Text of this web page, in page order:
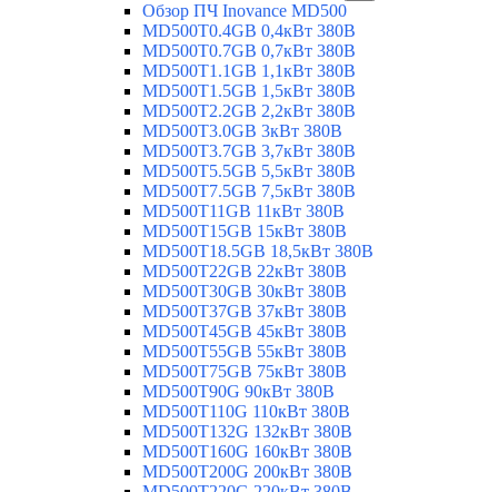
Обзор ПЧ Inovance MD500
MD500T0.4GB 0,4кВт 380В
MD500T0.7GB 0,7кВт 380В
MD500T1.1GB 1,1кВт 380В
MD500T1.5GB 1,5кВт 380В
MD500T2.2GB 2,2кВт 380В
MD500T3.0GB 3кВт 380В
MD500T3.7GB 3,7кВт 380В
MD500T5.5GB 5,5кВт 380В
MD500T7.5GB 7,5кВт 380В
MD500T11GB 11кВт 380В
MD500T15GB 15кВт 380В
MD500T18.5GB 18,5кВт 380В
MD500T22GB 22кВт 380В
MD500T30GB 30кВт 380В
MD500T37GB 37кВт 380В
MD500T45GB 45кВт 380В
MD500T55GB 55кВт 380В
MD500T75GB 75кВт 380В
MD500T90G 90кВт 380В
MD500T110G 110кВт 380В
MD500T132G 132кВт 380В
MD500T160G 160кВт 380В
MD500T200G 200кВт 380В